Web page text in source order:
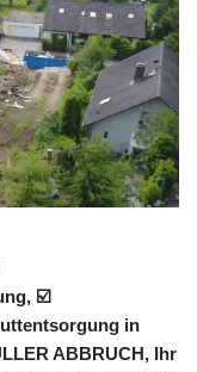
☑️
in
ABBRUCH, Ihr